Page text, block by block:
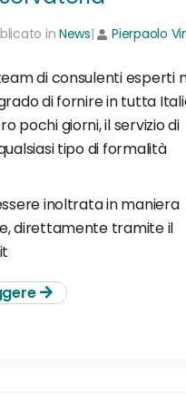
in News| Pierpaolo
di consulenti esperti
di fornire in tutta
pochi giorni, il servizio di
tipo di formalità
inoltrata in maniera
direttamente tramite il